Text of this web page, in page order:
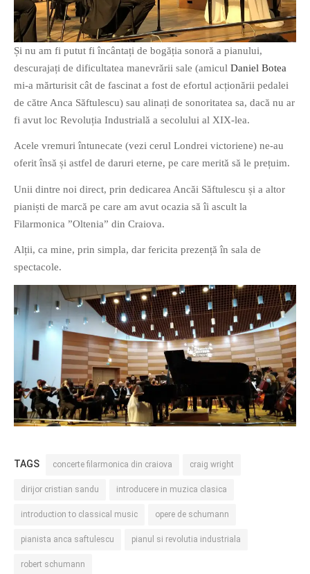
Și nu am fi putut fi încântați de bogăția sonoră a pianului,
descurajați de dificultatea manevrării sale (amicul Daniel Botea
mi-a mărturisit cât de fascinat a fost de efortul acționării pedalei
de către Anca Săftulescu) sau alinați de sonoritatea sa, dacă nu ar
fi avut loc Revoluția Industrială a secolului al XIX-lea.
Acele vremuri întunecate (vezi cerul Londrei victoriene) ne-au
oferit însă și astfel de daruri eterne, pe care merită să le prețuim.
Unii dintre noi direct, prin dedicarea Ancăi Săftulescu și a altor
pianiști de marcă pe care am avut ocazia să îi ascult la
Filarmonica ”Oltenia” din Craiova.
Alții, ca mine, prin simpla, dar fericita prezență în sala de
spectacole.
TAGS concerte filarmonica din craiova craig wright
dirijor cristian sandu introducere in muzica clasica
introduction to classical music opere de schumann
pianista anca saftulescu pianul si revolutia industriala
robert schumann